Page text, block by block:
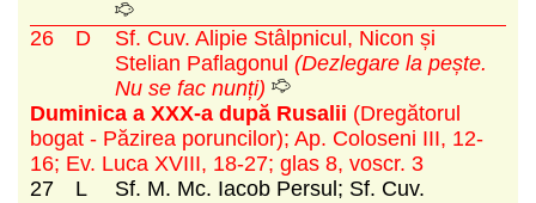
26 D
Sf. Cuv. Alipie Stâlpnicul, Nicon și
Stelian Paflagonul (Dezlegare la pește.
Nu se fac nunți)
Duminica a XXX-a după Rusalii (Dregătorul
bogat - Păzirea poruncilor); Ap. Coloseni III, 12-
16; Ev. Luca XVIII, 18-27; glas 8, voscr. 3
27
L
Sf. M. Mc. Iacob Persul; Sf. Cuv.